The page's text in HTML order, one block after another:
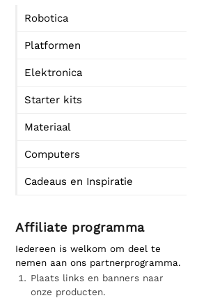
Robotica
Platformen
Elektronica
Starter kits
Materiaal
Computers
Cadeaus en Inspiratie
Affiliate programma
Iedereen is welkom om deel te
nemen aan ons partnerprogramma.
Plaats links en banners naar
onze producten.